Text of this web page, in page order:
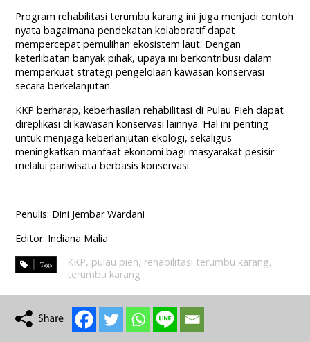
Program rehabilitasi terumbu karang ini juga menjadi contoh
nyata bagaimana pendekatan kolaboratif dapat
mempercepat pemulihan ekosistem laut. Dengan
keterlibatan banyak pihak, upaya ini berkontribusi dalam
memperkuat strategi pengelolaan kawasan konservasi
secara berkelanjutan.
KKP berharap, keberhasilan rehabilitasi di Pulau Pieh dapat
direplikasi di kawasan konservasi lainnya. Hal ini penting
untuk menjaga keberlanjutan ekologi, sekaligus
meningkatkan manfaat ekonomi bagi masyarakat pesisir
melalui pariwisata berbasis konservasi.
Penulis: Dini Jembar Wardani
Editor: Indiana Malia
KKP, pulau pieh, rehabilitasi terumbu karang,
terumbu karang